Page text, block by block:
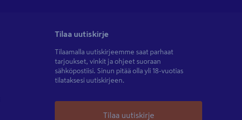
Tilaa uutiskirje
Tilaamalla uutiskirjeemme saat parhaat
tarjoukset, vinkit ja ohjeet suoraan
sähköpostiisi. Sinun pitää olla yli 18-vuotias
tilataksesi uutiskirjeen.
Tilaa uutiskirje